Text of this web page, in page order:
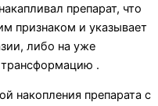
препарат, что
признаком и указывает
либо на уже
.
накопления препарата с